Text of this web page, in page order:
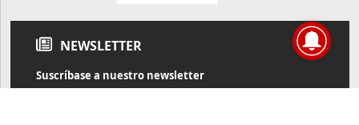
NEWSLETTER
Suscríbase a nuestro newsletter
Reciba diariamente información de actualidad directamente en